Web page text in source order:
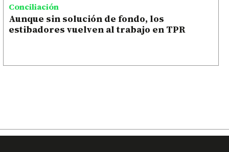
Conciliación
Aunque sin solución de fondo, los
estibadores vuelven al trabajo en TPR